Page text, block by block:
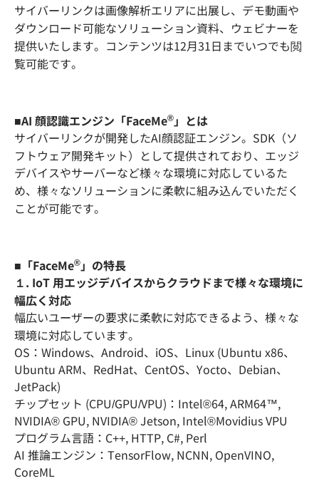
サイバーリンクは画像解析エリアに出展し、デモ動画や
ダウンロード可能なソリューション資料、ウェビナーを
提供いたします。コンテンツは12月31日までいつでも閲
覧可能です。
■AI 顔認識エンジン「FaceMe®」とは
サイバーリンクが開発したAI顔認証エンジン。SDK（ソ
フトウェア開発キット）として提供されており、エッジ
デバイスやサーバーなど様々な環境に対応しているた
め、様々なソリューションに柔軟に組み込んでいただく
ことが可能です。
■「FaceMe®」の特長
１. IoT 用エッジデバイスからクラウドまで様々な環境に
幅広く対応
幅広いユーザーの要求に柔軟に対応できるよう、様々な
環境に対応しています。
OS：Windows、Android、iOS、Linux (Ubuntu x86、
Ubuntu ARM、RedHat、CentOS、Yocto、Debian、
JetPack)
チップセット (CPU/GPU/VPU)：Intel®64, ARM64™,
NVIDIA® GPU, NVIDIA® Jetson, Intel®Movidius VPU
プログラム言語：C++, HTTP, C#, Perl
AI 推論エンジン：TensorFlow, NCNN, OpenVINO,
CoreML